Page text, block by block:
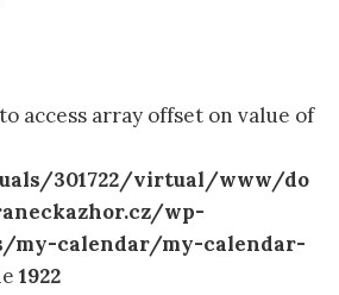
access array offset on value of
301722/virtual/www/do
wp-
my-calendar/my-calendar-
1922